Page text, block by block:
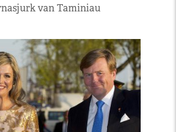
van Taminiau